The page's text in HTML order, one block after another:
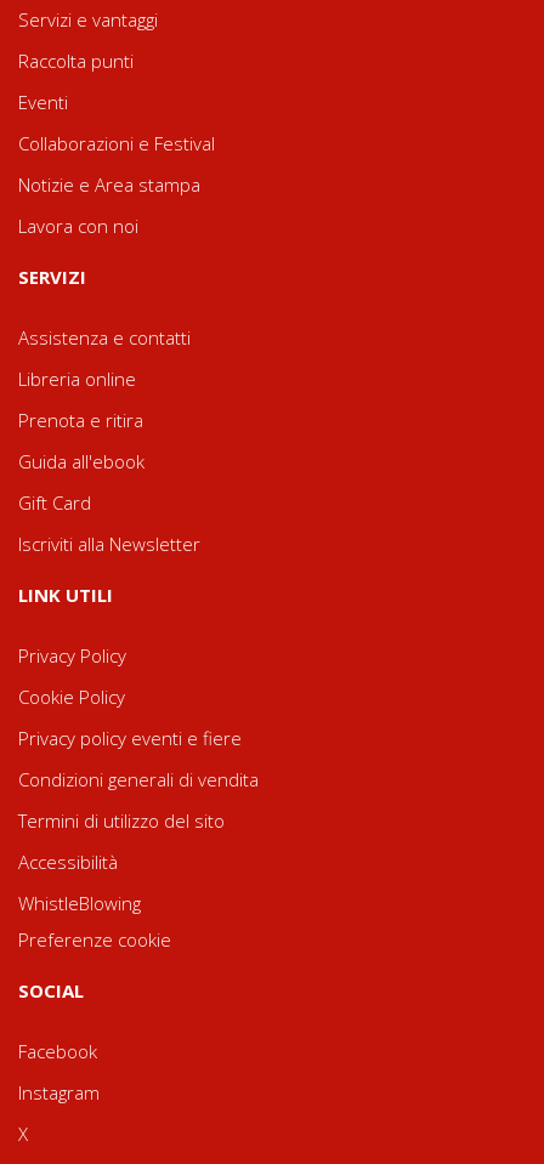
Servizi e vantaggi
Raccolta punti
Eventi
Collaborazioni e Festival
Notizie e Area stampa
Lavora con noi
SERVIZI
Assistenza e contatti
Libreria online
Prenota e ritira
Guida all'ebook
Gift Card
Iscriviti alla Newsletter
LINK UTILI
Privacy Policy
Cookie Policy
Privacy policy eventi e fiere
Condizioni generali di vendita
Termini di utilizzo del sito
Accessibilità
WhistleBlowing
Preferenze cookie
SOCIAL
Facebook
Instagram
X